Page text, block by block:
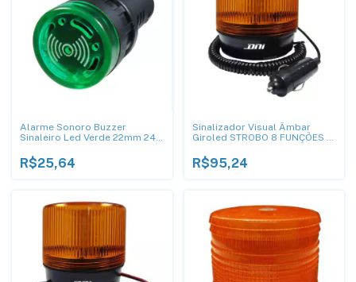
Alarme Sonoro Buzzer
Sinaleiro Led Verde 22mm 24V
R$25,64
Sinalizador Visual Âmbar
Giroled STROBO 8 FUNÇÕES -
R$95,24